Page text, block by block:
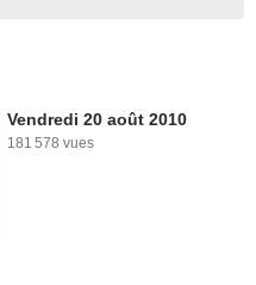
Vendredi 20 août 2010
181 578 vues